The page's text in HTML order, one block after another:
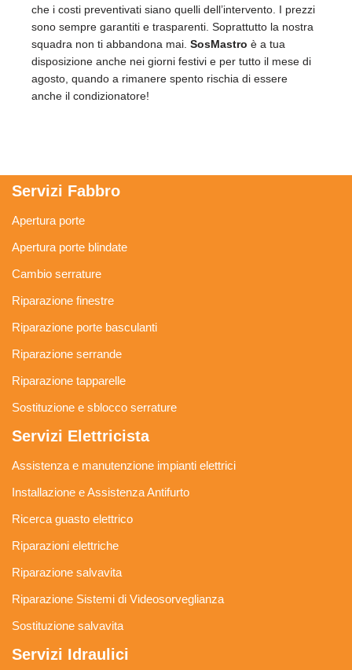
che i costi preventivati siano quelli dell’intervento. I prezzi
sono sempre garantiti e trasparenti. Soprattutto la nostra
squadra non ti abbandona mai. SosMastro è a tua
disposizione anche nei giorni festivi e per tutto il mese di
agosto, quando a rimanere spento rischia di essere
anche il condizionatore!
Servizi Fabbro
Apertura porte
Apertura porte blindate
Cambio serrature
Riparazione finestre
Riparazione porte basculanti
Riparazione serrande
Riparazione tapparelle
Sostituzione e sblocco serrature
Servizi Elettricista
Assistenza e manutenzione impianti elettrici
Installazione e Assistenza Antifurto
Ricerca guasto elettrico
Riparazioni elettriche
Riparazione salvavita
Riparazione Sistemi di Videosorveglianza
Sostituzione salvavita
Servizi Idraulici